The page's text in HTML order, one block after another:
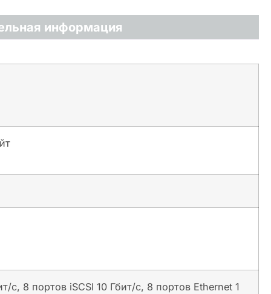
информация
8 портов iSCSI 10 Гбит/с, 8 портов Ethernet 1